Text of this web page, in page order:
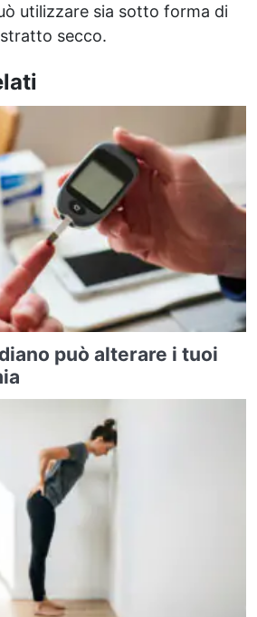
utilizzare sia sotto forma di
secco.
può alterare i tuoi